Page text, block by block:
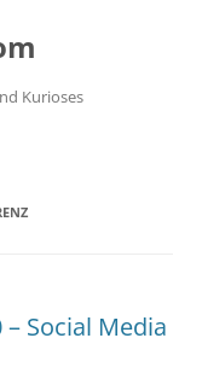
Kurioses
Social Media